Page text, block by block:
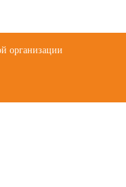
организации